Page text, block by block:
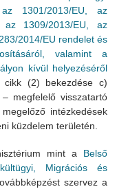
1301/2013/EU, az
az 1309/2013/EU, az
2014/EU rendelet és
valamint a
kívül helyezéséről
cikk (2) bekezdése c)
megfelelő visszatartó
intézkedések
küzdelem területén.
mint a Belső
Migrációs és
szervez a